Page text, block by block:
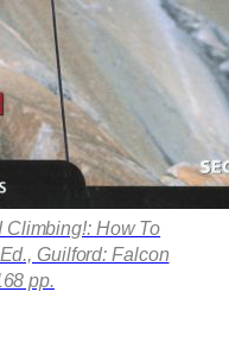
Climbing!: How To
Guilford: Falcon
pp.